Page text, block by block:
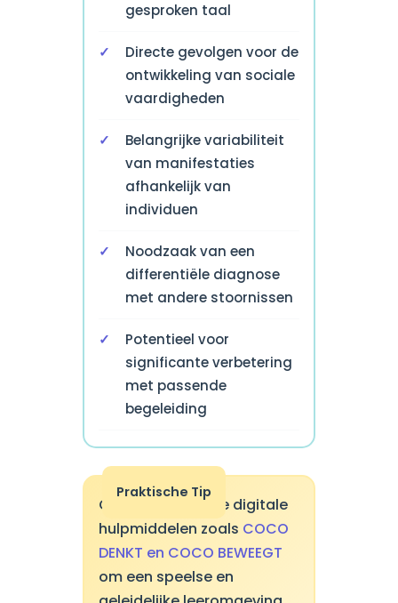
gesproken taal
Directe gevolgen voor de
ontwikkeling van sociale
vaardigheden
Belangrijke variabiliteit
van manifestaties
afhankelijk van
individuen
Noodzaak van een
differentiële diagnose
met andere stoornissen
Potentieel voor
significante verbetering
met passende
begeleiding
Praktische Tip
Gebruik geschikte digitale
hulpmiddelen zoals COCO
DENKT en COCO BEWEEGT
om een speelse en